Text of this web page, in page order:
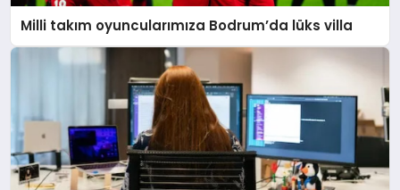
Milli takım oyuncularımıza Bodrum’da lüks villa